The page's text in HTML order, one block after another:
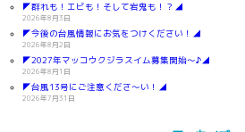
◤群れも！エビも！そして岩鬼も！？◢
2026年8月3日
◤今後の台風情報にお気をつけください！◢
2026年8月2日
◤2027年マッコウクジラスイム募集開始～♪◢
2026年8月1日
◤台風13号にご注意くださ～い！◢
2026年7月31日